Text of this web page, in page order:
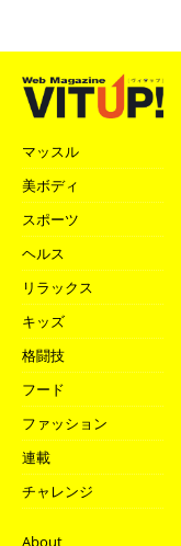
マッスル
美ボディ
スポーツ
ヘルス
リラックス
キッズ
格闘技
フード
ファッション
連載
チャレンジ
About